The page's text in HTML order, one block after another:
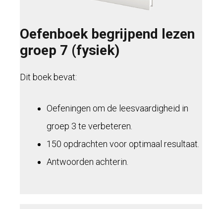
Oefenboek begrijpend lezen
groep 7 (fysiek)
Dit boek bevat:
Oefeningen om de leesvaardigheid in
groep 3 te verbeteren.
150 opdrachten voor optimaal resultaat.
Antwoorden achterin.